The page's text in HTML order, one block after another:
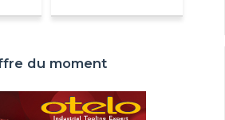
du moment